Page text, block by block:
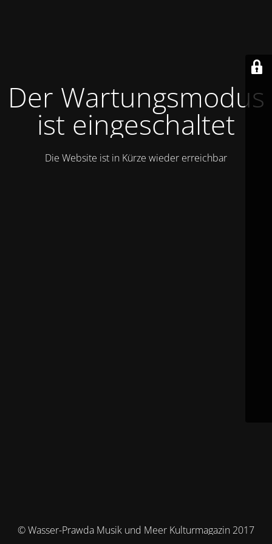
Der Wartungsmodus
ist eingeschaltet
Die Website ist in Kürze wieder erreichbar
© Wasser-Prawda Musik und Meer Kulturmagazin 2017